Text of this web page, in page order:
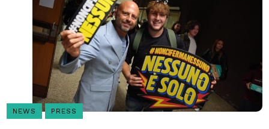
NEWS PRESS